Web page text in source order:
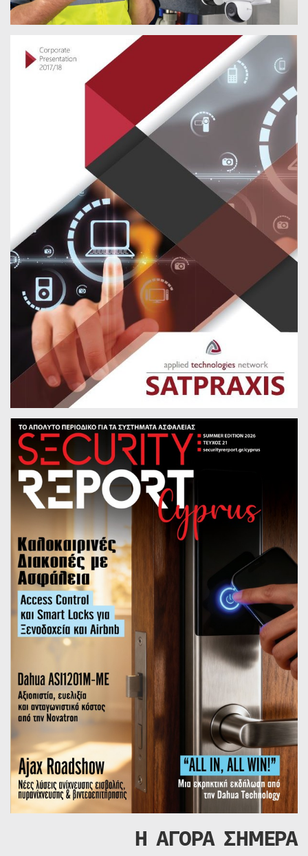
Η ΑΓΟΡΑ ΣΗΜΕΡΑ